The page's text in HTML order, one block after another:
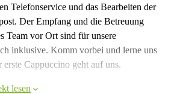
Telefonservice und das Bearbeiten der
Der Empfang und die Betreuung
Team vor Ort sind für unsere
inklusive. Komm vorbei und lerne uns
Cappuccino geht auf uns.
lesen